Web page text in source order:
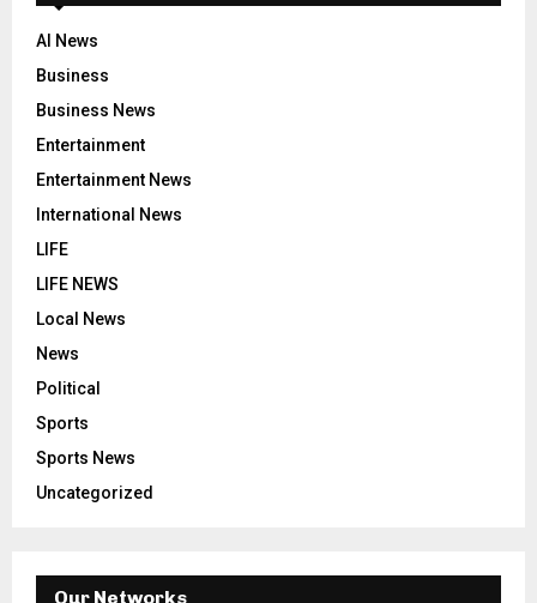
AI News
Business
Business News
Entertainment
Entertainment News
International News
LIFE
LIFE NEWS
Local News
News
Political
Sports
Sports News
Uncategorized
Our Networks